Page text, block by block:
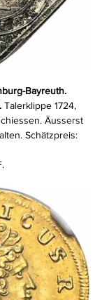
Bayreuth.
Talerklippe 1724,
Äusserst
Schätzpreis: